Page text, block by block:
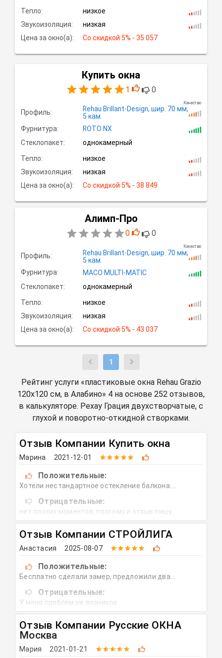
Тепло:
низкое
Звукоизоляция:
низкая
Цена за окно(а):
Со скидкой 5% - 35 057
Купить окна
1 0
Качество
Профиль: Rehau Brillant-Design, шир. 70 мм,
5 кам.
Фурнитура:
ROTO NX
Стеклопакет:
однокамерный
Тепло:
низкое
Звукоизоляция:
низкая
Цена за окно(а):
Со скидкой 5% - 38 849
Алимп-Про
0 0
Качество
Профиль: Rehau Brillant-Design, шир. 70 мм,
5 кам.
Фурнитура:
MACO MULTI-MATIC
Стеклопакет:
однокамерный
Тепло:
низкое
Звукоизоляция:
низкая
Цена за окно(а):
Со скидкой 5% - 43 037
1
Рейтинг услуги «пластиковые окна Rehau Grazio
120х120 см, в Алабино» 4 на основе 252 отзывов,
в калькуляторе. Рехау Грация двухстворчатые, с
глухой и поворотно-откидной створками.
Отзыв Компании Купить окна
Марина 2021-12-01
Положительные:
Хотели нестандартное остекление балкона.
заказ. Выбрала компанию которая предложила
сделать алюминиевое остекление. Все прошло без
заминок: замерщик приехал как и договаривались,
установка окон все без нареканий. Ждём зимы,
обещали что створки не должны примерзать при
Отрицательные:
нет плохих моментов, поэтому и отзыв пишу.
Отзыв Компании СТРОЙЛИГА
Анастасия 2025-08-07
Положительные:
Бесплатно сделали замер, предложили два
быстро, установили за 1 день. Все прошло хорошо,
мне все понравилось.
Отрицательные:
У меня проблем не возникло
Отзыв Компании Русские ОКНА
Москва
Мария 2021-01-21